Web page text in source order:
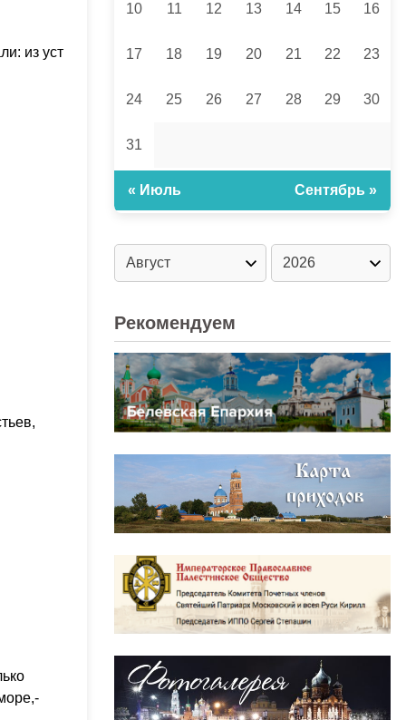
из уст
10 11 12 13 14 15 16
17 18 19 20 21 22 23
24 25 26 27 28 29 30
31
« Июль Сентябрь »
Рекомендуем